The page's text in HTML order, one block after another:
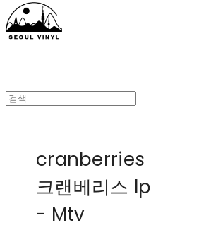
cranberries
크랜베리스 lp
- Mtv